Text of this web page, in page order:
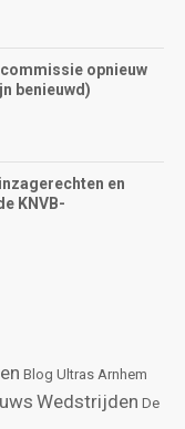
opnieuw
benieuwd)
en
KNVB-
Blog Ultras Arnhem
Wedstrijden De